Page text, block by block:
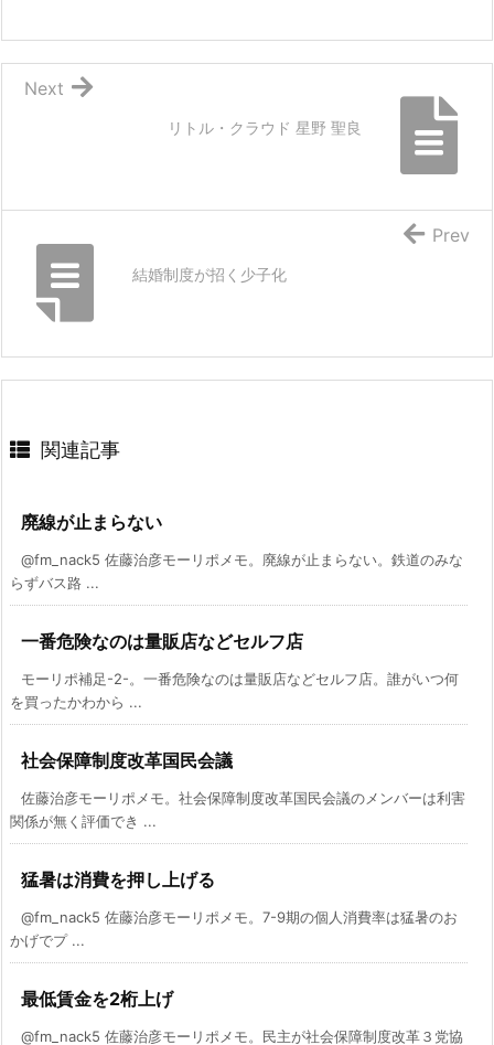
リトル・クラウド 星野 聖良
Next
結婚制度が招く少子化
Prev
関連記事
廃線が止まらない
@fm_nack5 佐藤治彦モーリポメモ。廃線が止まらない。鉄道のみな
らずバス路 ...
一番危険なのは量販店などセルフ店
モーリポ補足-2-。一番危険なのは量販店などセルフ店。誰がいつ何
を買ったかわから ...
社会保障制度改革国民会議
佐藤治彦モーリポメモ。社会保障制度改革国民会議のメンバーは利害
関係が無く評価でき ...
猛暑は消費を押し上げる
@fm_nack5 佐藤治彦モーリポメモ。7-9期の個人消費率は猛暑のお
かげでプ ...
最低賃金を2桁上げ
@fm_nack5 佐藤治彦モーリポメモ。民主が社会保障制度改革３党協